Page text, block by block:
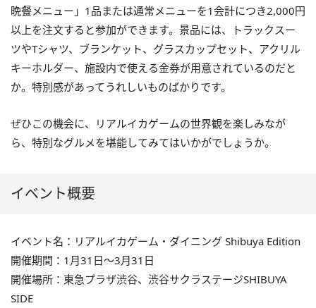
晩餐メニュー」1品または通常メニューを1会計につき2,000円
以上を注文すると参加ができます。景品には、トラックスー
ツやTシャツ、ブランケット、グラスカップセット、アクリル
キーホルダー、施設内で使える金券が用意されているのだと
か。特別感があってうれしいものばかりです。
ぜひこの機会に、リアルイカゲームの世界観を楽しみなが
ら、特別なグルメを堪能してみてはいかがでしょうか。
イベント概要
イベント名：リアルイカゲーム・ダイニング Shibuya Edition
開催期間：1月31日～3月31日
開催場所：東急プラザ渋谷、渋谷サクラステージSHIBUYA
SIDE